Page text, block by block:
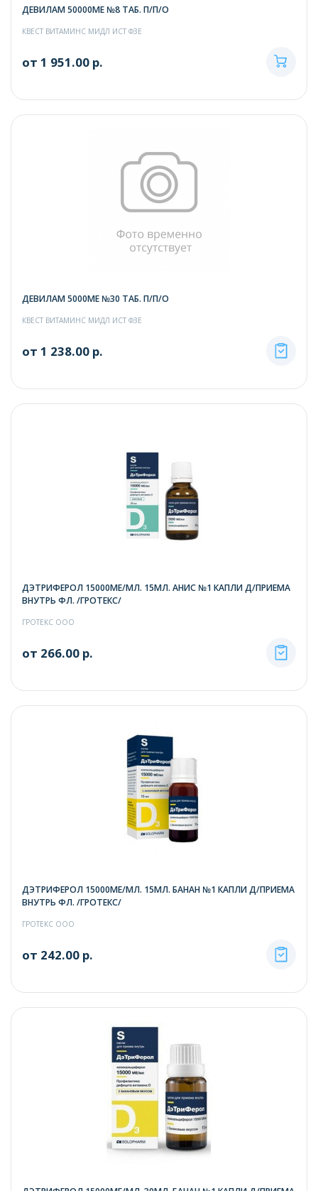
ДЕВИЛАМ 50000МЕ №8 ТАБ. П/П/О
КВЕСТ ВИТАМИНС МИДЛ ИСТ ФЗЕ
от 1 951.00 р.
ДЕВИЛАМ 5000МЕ №30 ТАБ. П/П/О
КВЕСТ ВИТАМИНС МИДЛ ИСТ ФЗЕ
от 1 238.00 р.
ДЭТРИФЕРОЛ 15000МЕ/МЛ. 15МЛ. АНИС №1 КАПЛИ Д/ПРИЕМА
ВНУТРЬ ФЛ. /ГРОТЕКС/
ГРОТЕКС ООО
от 266.00 р.
ДЭТРИФЕРОЛ 15000МЕ/МЛ. 15МЛ. БАНАН №1 КАПЛИ Д/ПРИЕМА
ВНУТРЬ ФЛ. /ГРОТЕКС/
ГРОТЕКС ООО
от 242.00 р.